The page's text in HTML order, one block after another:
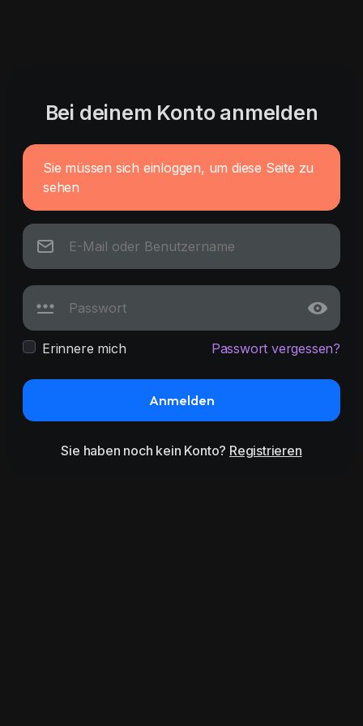
Bei deinem Konto anmelden
Sie müssen sich einloggen, um diese Seite zu
sehen
Erinnere mich Passwort vergessen?
Anmelden
Sie haben noch kein Konto? Registrieren